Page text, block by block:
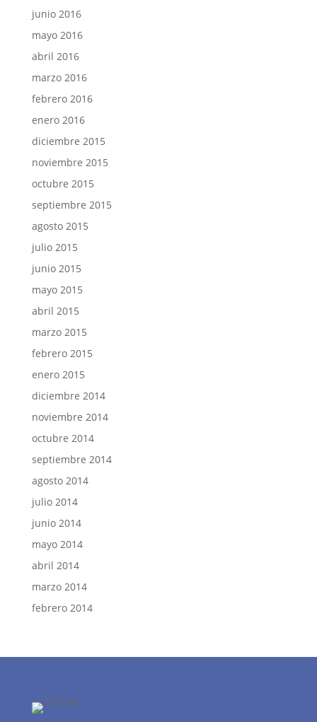
junio 2016
mayo 2016
abril 2016
marzo 2016
febrero 2016
enero 2016
diciembre 2015
noviembre 2015
octubre 2015
septiembre 2015
agosto 2015
julio 2015
junio 2015
mayo 2015
abril 2015
marzo 2015
febrero 2015
enero 2015
diciembre 2014
noviembre 2014
octubre 2014
septiembre 2014
agosto 2014
julio 2014
junio 2014
mayo 2014
abril 2014
marzo 2014
febrero 2014